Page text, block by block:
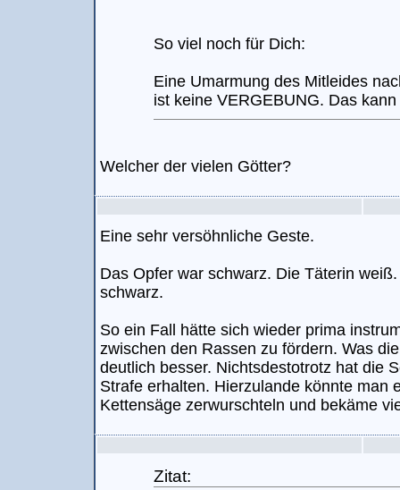
So viel noch für Dich:
Eine Umarmung des Mitleides
ist keine VERGEBUNG. Das
Welcher der vielen Götter?
Eine sehr versöhnliche Geste.
Das Opfer war schwarz. Die Täterin
schwarz.
So ein Fall hätte sich wieder prima
zwischen den Rassen zu fördern. Was
deutlich besser. Nichtsdestotrotz hat die
Strafe erhalten. Hierzulande könnte man
Kettensäge zerwurschteln und bekäme
Zitat: